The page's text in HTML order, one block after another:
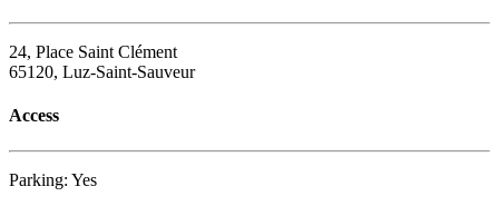
24, Place Saint Clément
65120, Luz-Saint-Sauveur
Access
Parking: Yes